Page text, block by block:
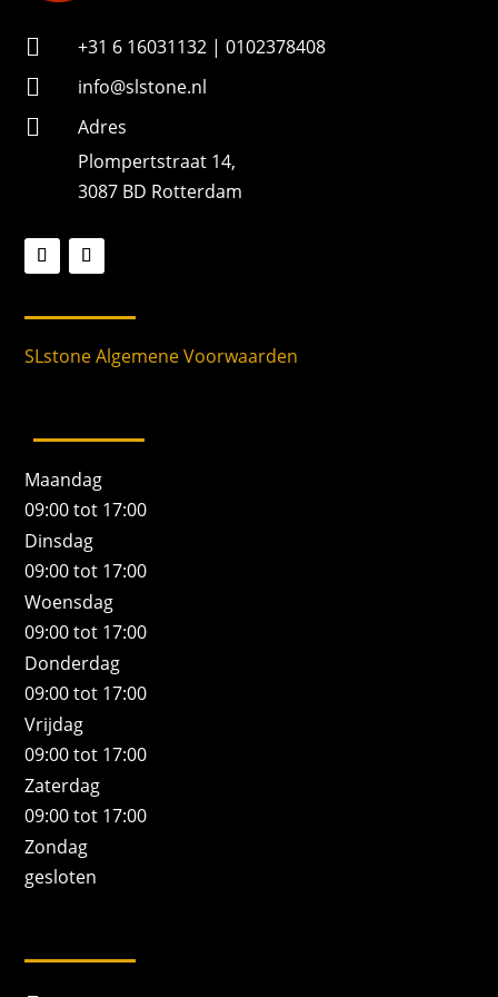
 +31 6 16031132 | 0102378408
 info@slstone.nl

Adres
Plompertstraat 14,
3087 BD Rotterdam
SLstone Algemene Voorwaarden
Maandag
09:00 tot 17:00
Dinsdag
09:00 tot 17:00
Woensdag
09:00 tot 17:00
Donderdag
09:00 tot 17:00
Vrijdag
09:00 tot 17:00
Zaterdag
09:00 tot 17:00
Zondag
gesloten